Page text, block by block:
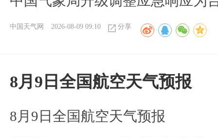
中国天气网 2026-08-09 09:10 分享
8月9日全国航空天气预报
8月9日全国航空天气预报​